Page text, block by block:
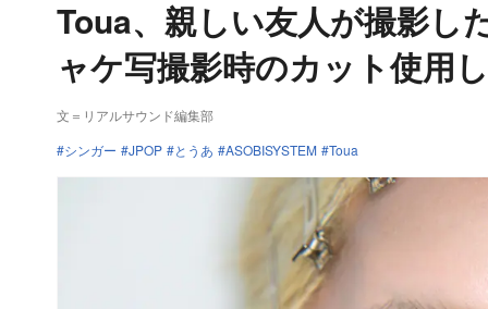
Toua、親しい友人が撮影
ャケ写撮影時のカット使用
文＝リアルサウンド編集部
シンガー
JPOP とうあ ASOBISYSTEM Toua